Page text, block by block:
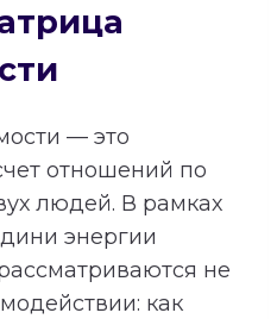
— это
отношений по
людей. В рамках
энергии
не
как